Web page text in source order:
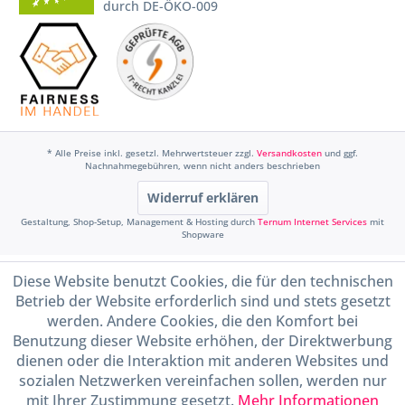
durch DE-ÖKO-009
* Alle Preise inkl. gesetzl. Mehrwertsteuer zzgl. Versandkosten und ggf.
Nachnahmegebühren, wenn nicht anders beschrieben
Widerruf erklären
Gestaltung, Shop-Setup, Management & Hosting durch Ternum Internet Services mit
Shopware
Diese Website benutzt Cookies, die für den technischen
Betrieb der Website erforderlich sind und stets gesetzt
werden. Andere Cookies, die den Komfort bei
Benutzung dieser Website erhöhen, der Direktwerbung
dienen oder die Interaktion mit anderen Websites und
sozialen Netzwerken vereinfachen sollen, werden nur
mit Ihrer Zustimmung gesetzt. Mehr Informationen